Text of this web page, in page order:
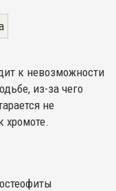
к невозможности
из-за чего
не
хромоте.